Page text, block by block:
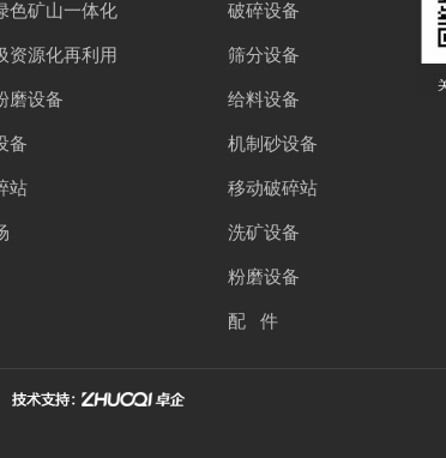
色矿山一体化
资源化再利用
磨设备
备
站
破碎设备
筛分设备
给料设备
机制砂设备
移动破碎站
洗矿设备
粉磨设备
配 件